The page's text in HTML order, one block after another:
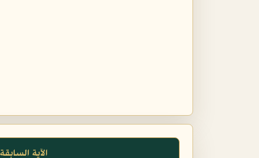
الآية السابقة